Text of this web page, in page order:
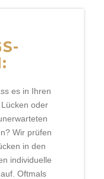
es in Ihren
oder
Wir prüfen
in den
individuelle
Oftmals